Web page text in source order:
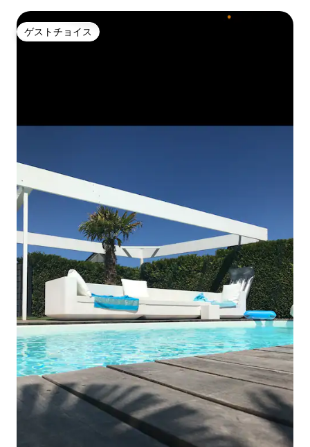
ゲストチョイス
ゲストチョイス